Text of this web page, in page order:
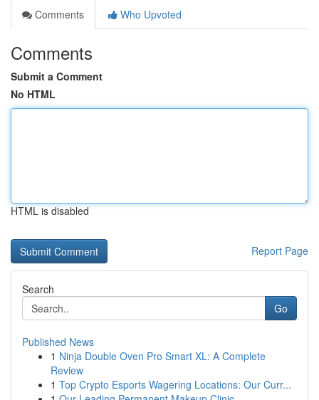
Comments
Who Upvoted
Comments
Submit a Comment
No HTML
HTML is disabled
Report Page
Search
Go
Published News
1 Ninja Double Oven Pro Smart XL: A Complete
Review
1 Top Crypto Esports Wagering Locations: Our Curr...